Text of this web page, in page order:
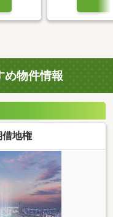
め物件情報
借地権